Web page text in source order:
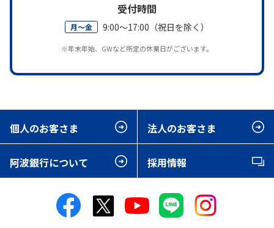
受付時間
月～金 9:00～17:00（祝日を除く）
※年末年始、GWなど所定の休業日がございます。
個人のお客さま 法人のお客さま
阿波銀行について 採用情報